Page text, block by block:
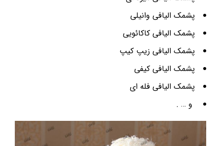
پشمک الیافی وانیلی
پشمک الیافی کاکائویی
پشمک الیافی زیپ کیپ
پشمک الیافی کیفی
پشمک الیافی فله ای
و … .